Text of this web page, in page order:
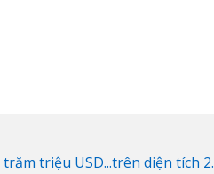
triệu USD...trên diện tích